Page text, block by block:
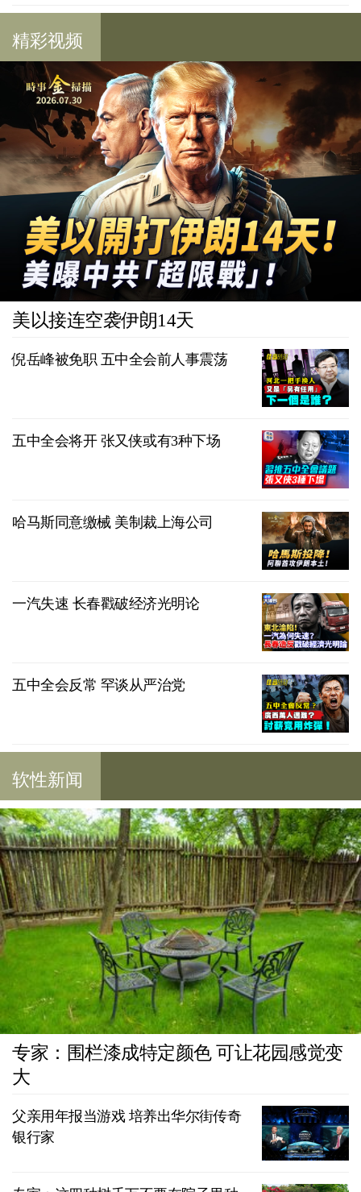
精彩视频
美以接连空袭伊朗14天
倪岳峰被免职 五中全会前人事震荡
五中全会将开 张又侠或有3种下场
哈马斯同意缴械 美制裁上海公司
一汽失速 长春戳破经济光明论
五中全会反常 罕谈从严治党
软性新闻
专家：围栏漆成特定颜色 可让花园感觉变
大
父亲用年报当游戏 培养出华尔街传奇
银行家